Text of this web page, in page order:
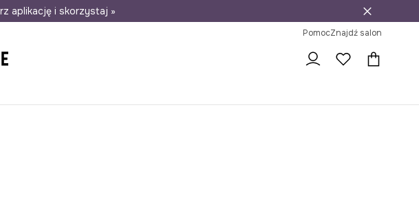
salonów 30 dni na zwrot
aplikację i skorzystaj »
PomocZnajdź salon